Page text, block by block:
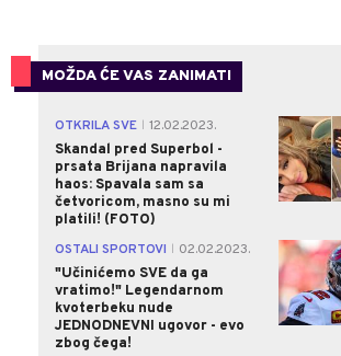
MOŽDA ĆE VAS ZANIMATI
OTKRILA SVE
12.02.2023.
Skandal pred Superbol -
prsata Brijana napravila
haos: Spavala sam sa
četvoricom, masno su mi
platili! (FOTO)
OSTALI SPORTOVI
02.02.2023.
"Učinićemo SVE da ga
vratimo!" Legendarnom
kvoterbeku nude
JEDNODNEVNI ugovor - evo
zbog čega!